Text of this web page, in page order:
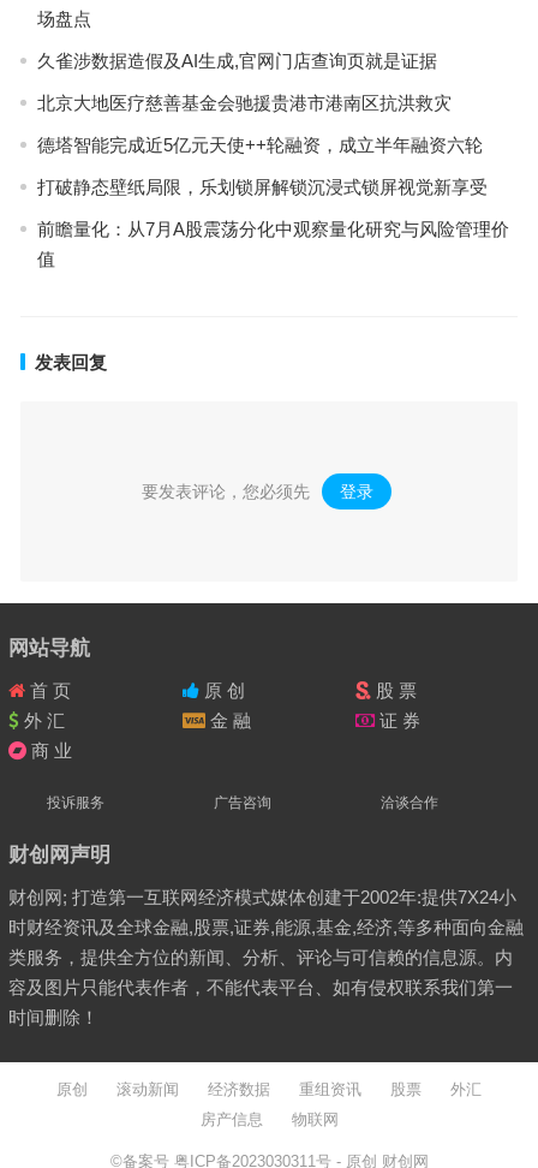
场盘点
久雀涉数据造假及AI生成,官网门店查询页就是证据
北京大地医疗慈善基金会驰援贵港市港南区抗洪救灾
德塔智能完成近5亿元天使++轮融资，成立半年融资六轮
打破静态壁纸局限，乐划锁屏解锁沉浸式锁屏视觉新享受
前瞻量化：从7月A股震荡分化中观察量化研究与风险管理价
值
发表回复
要发表评论，您必须先 登录 。
网站导航
首 页 原 创
股 票
外 汇
金 融
证 券
商 业
投诉服务 广告咨询 洽谈合作
财创网声明
财创网; 打造第一互联网经济模式媒体创建于2002年:提供7X24小
时财经资讯及全球金融,股票,证券,能源,基金,经济,等多种面向金融
类服务，提供全方位的新闻、分析、评论与可信赖的信息源。内
容及图片只能代表作者，不能代表平台、如有侵权联系我们第一
时间删除！
原创 滚动新闻 经济数据 重组资讯 股票
外汇
房产信息
物联网
©备案号 粤ICP备2023030311号 - 原创 财创网